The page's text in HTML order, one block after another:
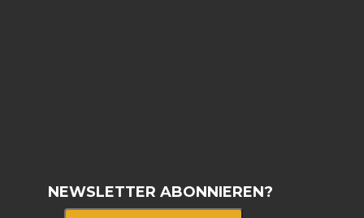
NEWSLETTER ABONNIEREN?